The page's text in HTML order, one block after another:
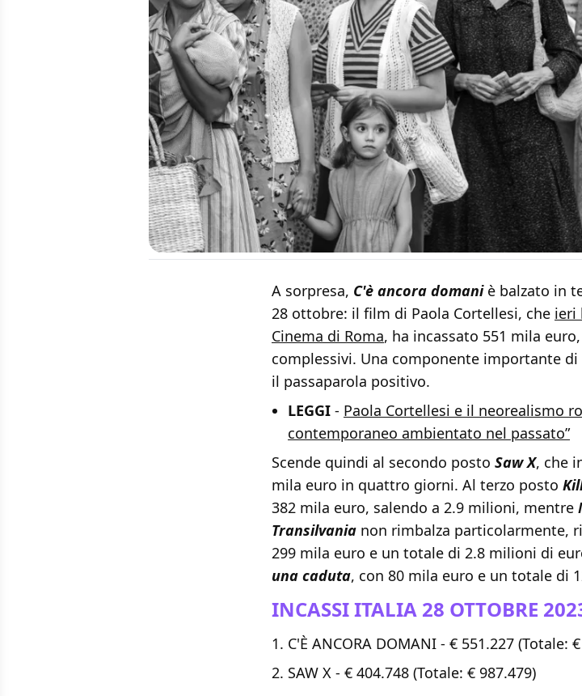
A sorpresa, C'è ancora domaniè balzato in
28 ottobre: il film di Paola Cortellesi, che ieri
Cinema di Roma, ha incassato 551 mila
complessivi. Una componente importante
il passaparola positivo.
LEGGI - Paola Cortellesi e il neorealismo
contemporaneo ambientato nel passato”
Scende quindi al secondo posto Saw X, che
mila euro in quattro giorni. Al terzo posto
382 mila euro, salendo a 2.9 milioni, mentre
Transilvania non rimbalza particolarmente,
299 mila euro e un totale di 2.8 milioni di
una caduta, con 80 mila euro e un totale di
INCASSI ITALIA 28 OTTOBRE
C'È ANCORA DOMANI - € 551.227 (Totale:
SAW X - € 404.748 (Totale: € 987.479)